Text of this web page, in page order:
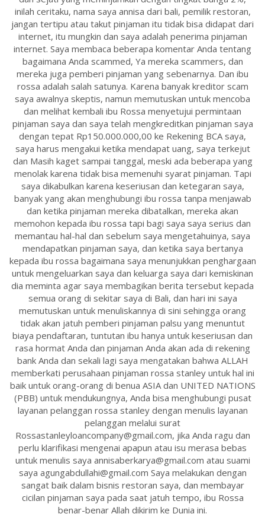
inilah ceritaku, nama saya annisa dari bali, pemilik restoran,
jangan tertipu atau takut pinjaman itu tidak bisa didapat dari
internet, itu mungkin dan saya adalah penerima pinjaman
internet. Saya membaca beberapa komentar Anda tentang
bagaimana Anda scammed, Ya mereka scammers, dan
mereka juga pemberi pinjaman yang sebenarnya. Dan ibu
rossa adalah salah satunya. Karena banyak kreditor scam
saya awalnya skeptis, namun memutuskan untuk mencoba
dan melihat kembali ibu Rossa menyetujui permintaan
pinjaman saya dan saya telah mengkreditkan pinjaman saya
dengan tepat Rp150.000.000,00 ke Rekening BCA saya,
saya harus mengakui ketika mendapat uang, saya terkejut
dan Masih kaget sampai tanggal, meski ada beberapa yang
menolak karena tidak bisa memenuhi syarat pinjaman. Tapi
saya dikabulkan karena keseriusan dan ketegaran saya,
banyak yang akan menghubungi ibu rossa tanpa menjawab
dan ketika pinjaman mereka dibatalkan, mereka akan
memohon kepada ibu rossa tapi bagi saya saya serius dan
memantau hal-hal dan sebelum saya mengetahuinya, saya
mendapatkan pinjaman saya, dan ketika saya bertanya
kepada ibu rossa bagaimana saya menunjukkan penghargaan
untuk mengeluarkan saya dan keluarga saya dari kemiskinan
dia meminta agar saya membagikan berita tersebut kepada
semua orang di sekitar saya di Bali, dan hari ini saya
memutuskan untuk menuliskannya di sini sehingga orang
tidak akan jatuh pemberi pinjaman palsu yang menuntut
biaya pendaftaran, tuntutan ibu hanya untuk keseriusan dan
rasa hormat Anda dan pinjaman Anda akan ada di rekening
bank Anda dan sekali lagi saya mengatakan bahwa ALLAH
memberkati perusahaan pinjaman rossa stanley untuk hal ini
baik untuk orang-orang di benua ASIA dan UNITED NATIONS
(PBB) untuk mendukungnya, Anda bisa menghubungi pusat
layanan pelanggan rossa stanley dengan menulis layanan
pelanggan melalui surat
Rossastanleyloancompany@gmail.com, jika Anda ragu dan
perlu klarifikasi mengenai apapun atau isu merasa bebas
untuk menulis saya annisaberkarya@gmail.com atau suami
saya agungabdullahi@gmail.com Saya melakukan dengan
sangat baik dalam bisnis restoran saya, dan membayar
cicilan pinjaman saya pada saat jatuh tempo, ibu Rossa
benar-benar Allah dikirim ke Dunia ini.